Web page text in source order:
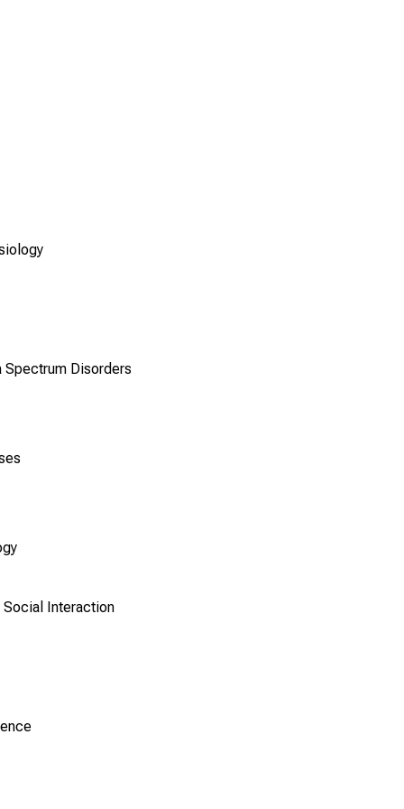
Spectrum Disorders
Social Interaction